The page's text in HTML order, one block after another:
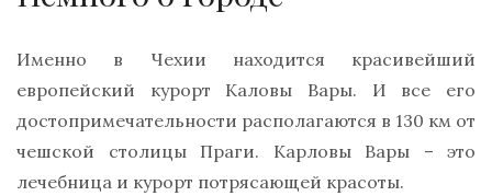
Именно в Чехии находится красивейший
европейский курорт Каловы Вары. И все его
достопримечательности располагаются в 130 км от
чешской столицы Праги. Карловы Вары – это
лечебница и курорт потрясающей красоты.